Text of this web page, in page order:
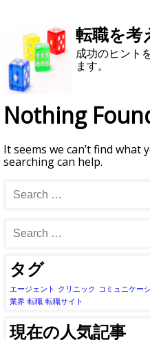
転職を
成功のヒント
ます。
Nothing
It seems we can’t find what
searching can help.
タグ
エージェント クリニック コミュニケー
業界 転職 転職サイト
現在の人気記事